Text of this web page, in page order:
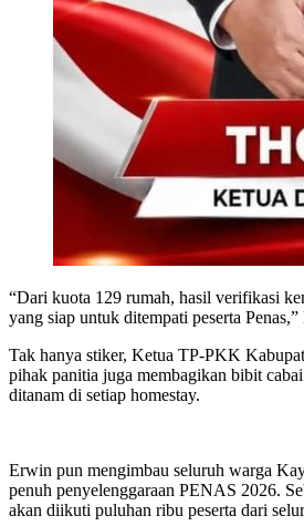
“Dari kuota 129 rumah, hasil verifikasi
yang siap untuk ditempati peserta
Tak hanya stiker, Ketua TP-PKK
pihak panitia juga membagikan bibit
ditanam di setiap homestay.
Erwin pun mengimbau seluruh warga
penuh penyelenggaraan PENAS 2026.
akan diikuti puluhan ribu peserta dari